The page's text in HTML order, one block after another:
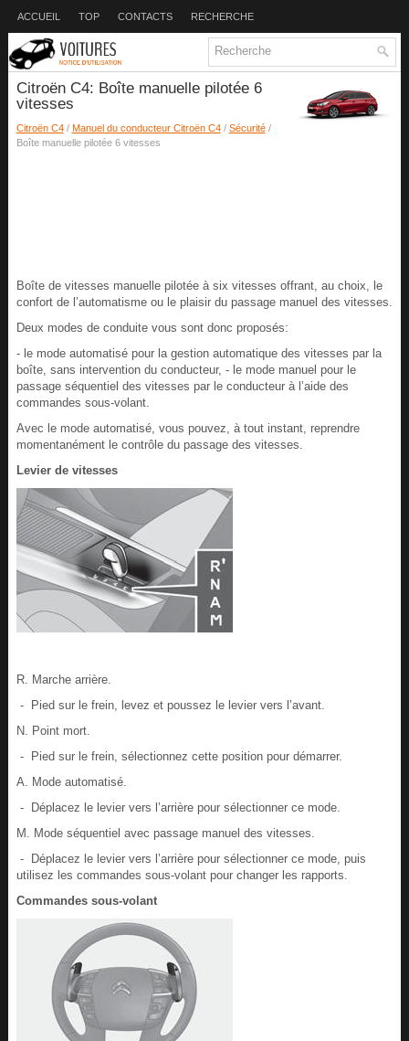
ACCUEIL TOP CONTACTS RECHERCHE
Citroën C4: Boîte manuelle pilotée 6
vitesses
Citroën C4/ Manuel du conducteur Citroën C4/ Sécurité/
Boîte manuelle pilotée 6 vitesses
Boîte de vitesses manuelle pilotée à six vitesses offrant, au choix, le
confort de l’automatisme ou le plaisir du passage manuel des vitesses.
Deux modes de conduite vous sont donc proposés:
- le mode automatisé pour la gestion automatique des vitesses par la
boîte, sans intervention du conducteur, - le mode manuel pour le
passage séquentiel des vitesses par le conducteur à l’aide des
commandes sous-volant.
Avec le mode automatisé, vous pouvez, à tout instant, reprendre
momentanément le contrôle du passage des vitesses.
Levier de vitesses
R. Marche arrière.
- Pied sur le frein, levez et poussez le levier vers l’avant.
N. Point mort.
- Pied sur le frein, sélectionnez cette position pour démarrer.
A. Mode automatisé.
- Déplacez le levier vers l’arrière pour sélectionner ce mode.
M. Mode séquentiel avec passage manuel des vitesses.
- Déplacez le levier vers l’arrière pour sélectionner ce mode, puis
utilisez les commandes sous-volant pour changer les rapports.
Commandes sous-volant